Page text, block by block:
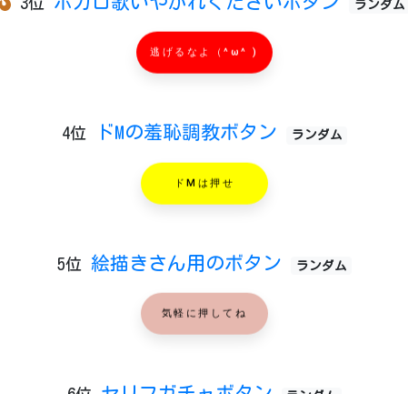
ランダム
逃げるなよ（^ω^ )
4位 ドMの羞恥調教ボタン ランダム
ドMは押せ
5位 絵描きさん用のボタン ランダム
気軽に押してね